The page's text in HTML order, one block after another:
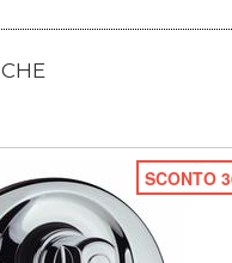
SCONTO